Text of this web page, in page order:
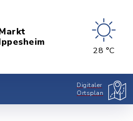
28 °C
Digitaler
Ortsplan